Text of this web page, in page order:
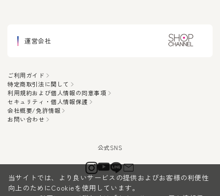
運営会社
ご利用ガイド
特定商取引法に関して
利用規約および個人情報の同意事項
セキュリティ・個人情報保護
会社概要/免許情報
お問い合わせ
当サイトでは、より良いサービスの提供およびお客様の利便性
向上のためにCookieを使用しています。